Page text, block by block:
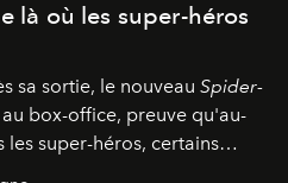
là où les super-héros
sa sortie, le nouveau Spider-
box-office, preuve qu'au-
les super-héros, certains
susciter une ferveur intacte.